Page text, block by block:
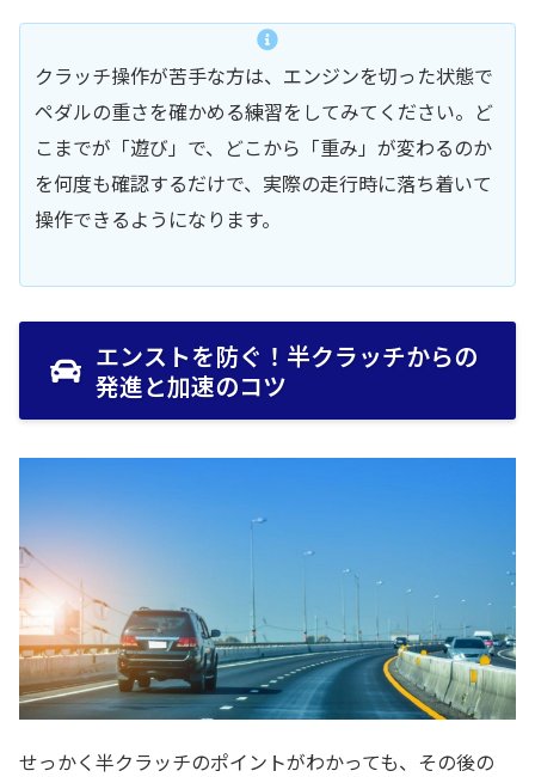
クラッチ操作が苦手な方は、エンジンを切った状態で
ペダルの重さを確かめる練習をしてみてください。ど
こまでが「遊び」で、どこから「重み」が変わるのか
を何度も確認するだけで、実際の走行時に落ち着いて
操作できるようになります。
エンストを防ぐ！半クラッチからの
発進と加速のコツ
せっかく半クラッチのポイントがわかっても、その後の